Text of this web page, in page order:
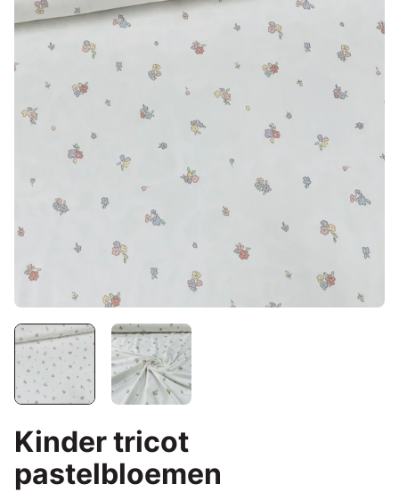
Kinder tricot
pastelbloemen